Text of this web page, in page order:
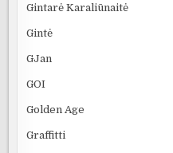
Gintarė Karaliūnaitė
Gintė
GJan
GOI
Golden Age
Graffitti